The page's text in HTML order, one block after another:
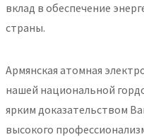
вклад в обеспечение
страны.
Армянская атомная
нашей национальной
ярким доказательством
высокого